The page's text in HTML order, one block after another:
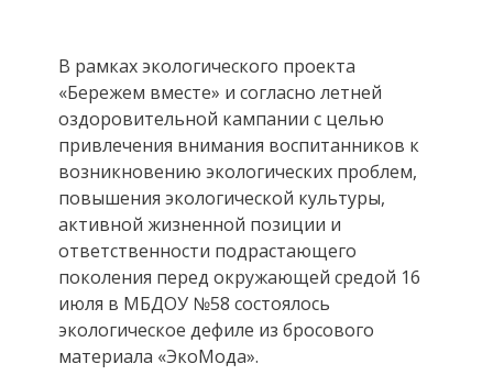
В рамках экологического проекта
«Бережем вместе» и согласно летней
оздоровительной кампании с целью
привлечения внимания воспитанников к
возникновению экологических проблем,
повышения экологической культуры,
активной жизненной позиции и
ответственности подрастающего
поколения перед окружающей средой 16
июля в МБДОУ №58 состоялось
экологическое дефиле из бросового
материала «ЭкоМода».